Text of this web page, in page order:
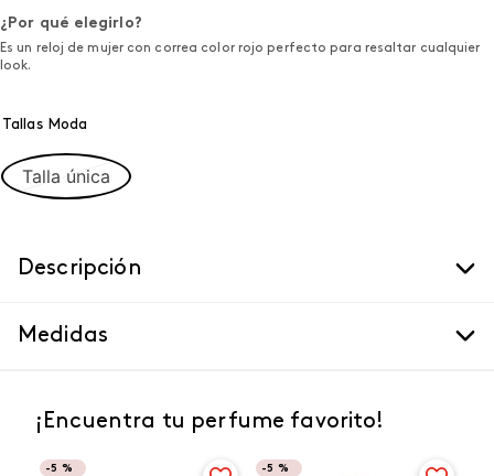
¿Por qué elegirlo?
Es un reloj de mujer con correa color rojo perfecto para resaltar cualquier
look.
Tallas Moda
Talla única
Descripción
Medidas
¡Encuentra tu perfume favorito!
-5 %
-5 %